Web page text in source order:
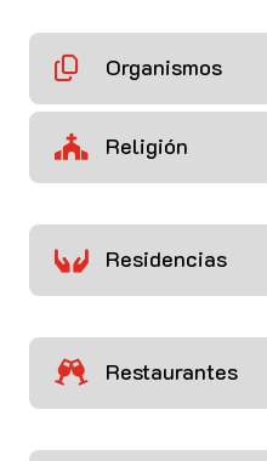
 Organismos
 Religión
 Residencias
 Restaurantes